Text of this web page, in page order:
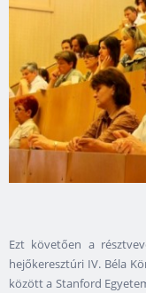
Ezt követően a
hejőkeresztúri IV. Béla
között a Stanford